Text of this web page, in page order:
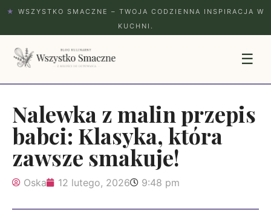
★
WSZYSTKO SMACZNE – TWOJA CODZIENNA INSPIRACJA W
KUCHNI.
☰
Nalewka z malin przepis
babci: Klasyka, która
zawsze smakuje!
Oska 12 lutego, 2026 9:48 pm